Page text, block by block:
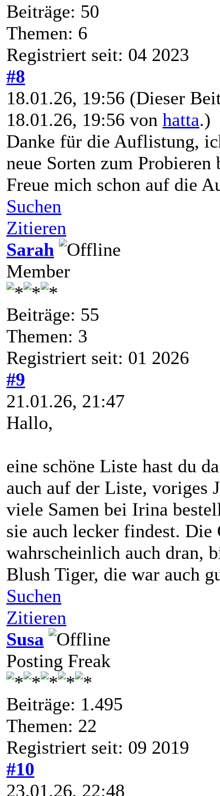
Beiträge: 50
Themen: 6
Registriert seit: 04 2023
#8
18.01.26, 19:56 (Dieser
18.01.26, 19:56 von hatta.)
Danke für die Auflistung,
neue Sorten zum
Freue mich schon auf die
Suchen
Zitieren
Sarah
Member
Beiträge: 55
Themen: 3
Registriert seit: 01 2026
#9
21.01.26, 21:47
Hallo,
eine schöne Liste hast du
auch auf der Liste, voriges
viele Samen bei Irina
sie auch lecker findest.
wahrscheinlich auch dran,
Blush Tiger, die war auch
Suchen
Zitieren
Susa
Posting Freak
Beiträge: 1.495
Themen: 22
Registriert seit: 09 2019
#10
23.01.26, 22:48